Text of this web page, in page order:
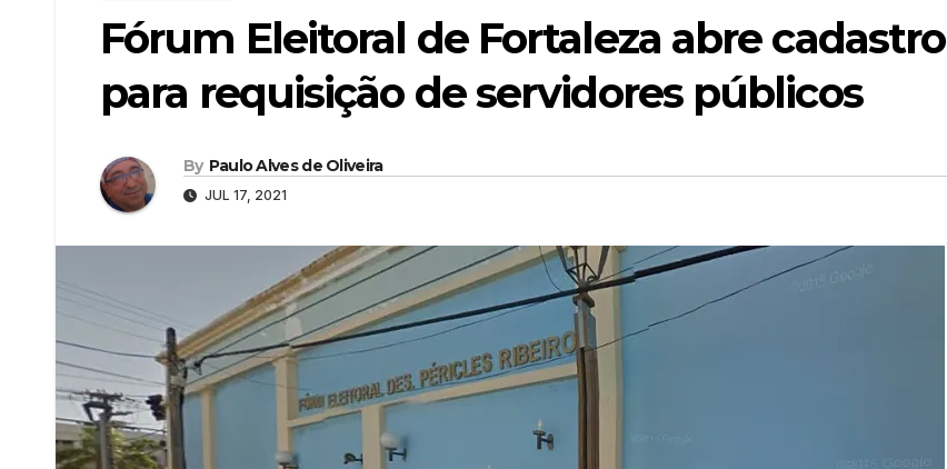
Fórum Eleitoral de Fortaleza abre cadastro
para requisição de servidores públicos
By Paulo Alves de Oliveira
JUL 17, 2021